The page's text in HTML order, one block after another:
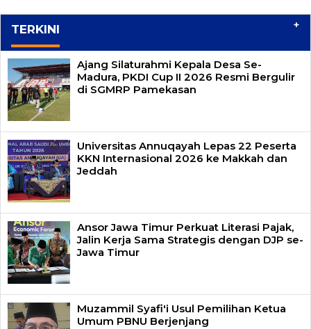
TERKINI +
Ajang Silaturahmi Kepala Desa Se-
Madura, PKDI Cup II 2026 Resmi Bergulir
di SGMRP Pamekasan
Universitas Annuqayah Lepas 22 Peserta
KKN Internasional 2026 ke Makkah dan
Jeddah
Ansor Jawa Timur Perkuat Literasi Pajak,
Jalin Kerja Sama Strategis dengan DJP se-
Jawa Timur
Muzammil Syafi'i Usul Pemilihan Ketua
Umum PBNU Berjenjang